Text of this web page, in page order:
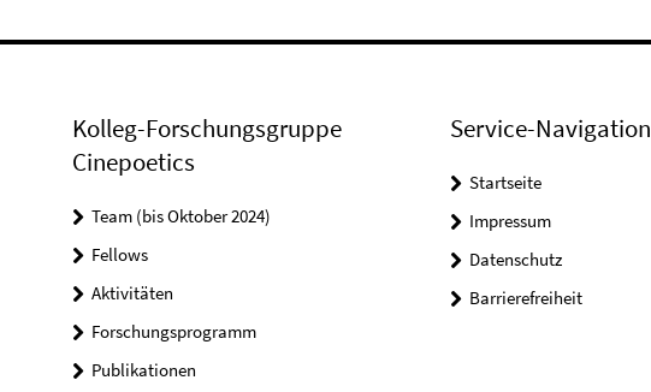
Kolleg-Forschungsgruppe
Cinepoetics
Team (bis Oktober 2024)
Fellows
Aktivitäten
Forschungsprogramm
Publikationen
Service-Navigation
Startseite
Impressum
Datenschutz
Barrierefreiheit